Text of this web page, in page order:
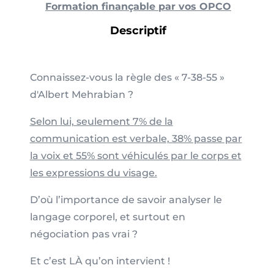
Formation finançable par vos OPCO
Descriptif
Connaissez-vous la règle des « 7-38-55 »
d'Albert Mehrabian ?
Selon lui, seulement 7% de la
communication est verbale, 38% passe par
la voix et 55% sont véhiculés par le corps et
les expressions du visage.
D’où l’importance de savoir analyser le
langage corporel, et surtout en
négociation pas vrai ?
Et c’est LÀ qu’on intervient !